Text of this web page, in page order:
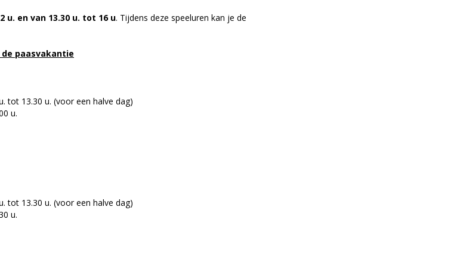
u. en van 13.30 u. tot 16 u. Tijdens deze speeluren kan je de
paasvakantie
tot 13.30 u. (voor een halve dag)
u.
tot 13.30 u. (voor een halve dag)
u.